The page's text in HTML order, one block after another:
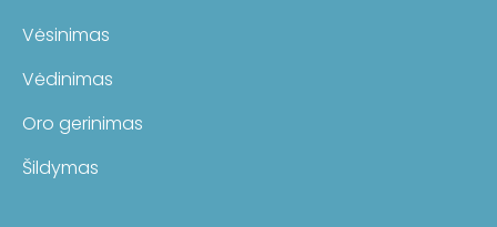
Vėsinimas
Vėdinimas
Oro gerinimas
Šildymas